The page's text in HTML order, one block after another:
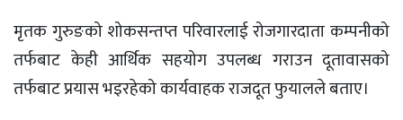
मृतक गुरुङको शोकसन्तप्त परिवारलाई रोजगारदाता कम्पनीको
तर्फबाट केही आर्थिक सहयोग उपलब्ध गराउन दूतावासको
तर्फबाट प्रयास भइरहेको कार्यवाहक राजदूत फुयालले बताए।